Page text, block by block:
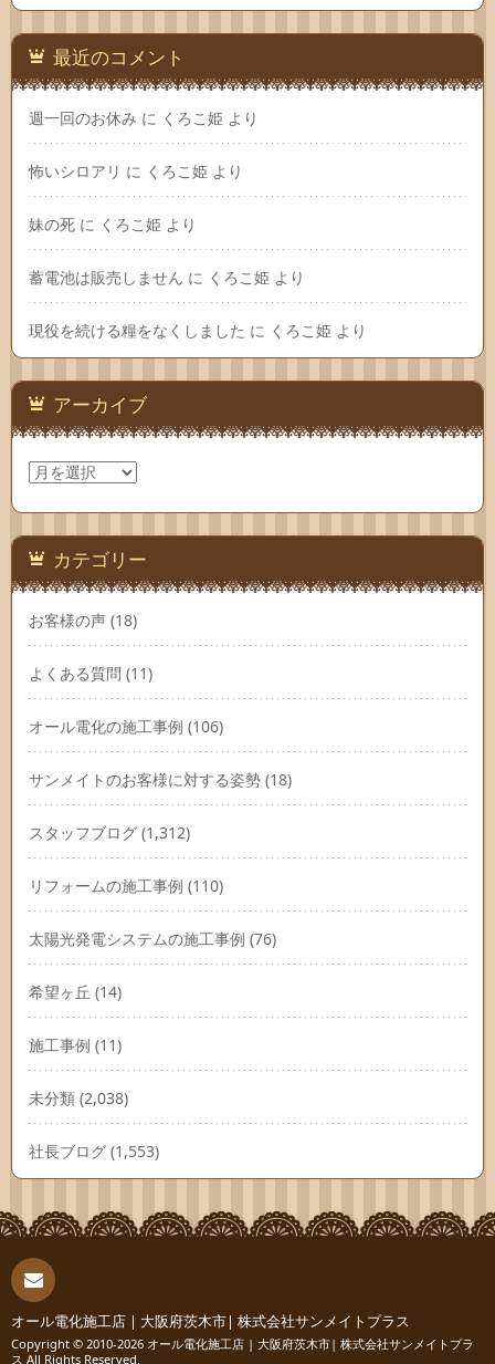
最近のコメント
週一回のお休み に くろこ姫 より
怖いシロアリ に くろこ姫 より
妹の死 に くろこ姫 より
蓄電池は販売しません に くろこ姫 より
現役を続ける糧をなくしました に くろこ姫 より
アーカイブ
ア
ー
カ
ブ カテゴリー
お客様の声 (18)
よくある質問 (11)
オール電化の施工事例 (106)
サンメイトのお客様に対する姿勢 (18)
スタッフブログ (1,312)
リフォームの施工事例 (110)
太陽光発電システムの施工事例 (76)
希望ヶ丘 (14)
施工事例 (11)
未分類 (2,038)
社長ブログ (1,553)
連絡
オール電化施工店 | 大阪府茨木市| 株式会社サンメイトプラス
Copyright © 2010-2026 オール電化施工店 | 大阪府茨木市| 株式会社サンメイトプラ
ス All Rights Reserved.